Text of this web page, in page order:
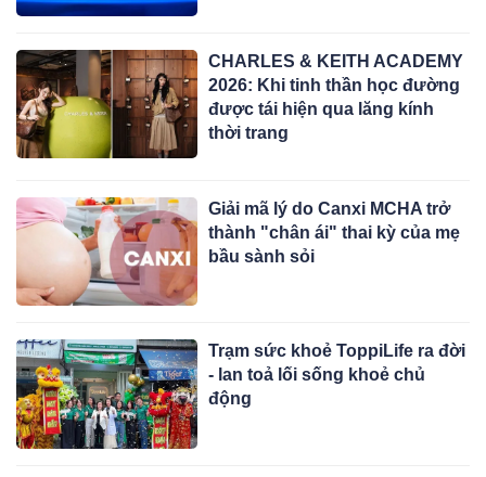
CHARLES & KEITH ACADEMY
2026: Khi tinh thần học đường
được tái hiện qua lăng kính
thời trang
Giải mã lý do Canxi MCHA trở
thành "chân ái" thai kỳ của mẹ
bầu sành sỏi
Trạm sức khoẻ ToppiLife ra đời
- lan toả lối sống khoẻ chủ
động